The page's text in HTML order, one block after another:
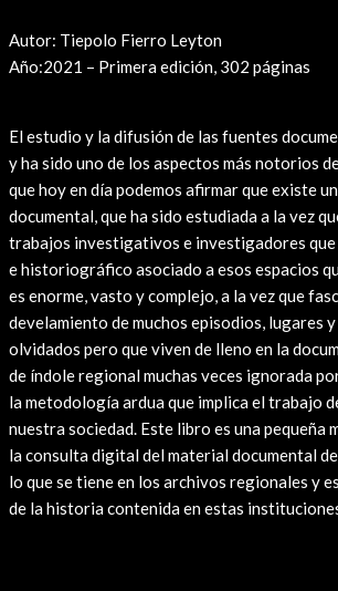
Autor: Tiepolo Fierro Leyton
Año:2021 – Primera edición, 302 páginas
El estudio y la difusión de las fuentes
y ha sido uno de los aspectos más notorios
que hoy en día podemos afirmar que existe
documental, que ha sido estudiada a la vez
trabajos investigativos e investigadores
e historiográfico asociado a esos espacios
es enorme, vasto y complejo, a la vez que
develamiento de muchos episodios, lugares
olvidados pero que viven de lleno en la
de índole regional muchas veces ignorada
la metodología ardua que implica el trabajo
nuestra sociedad. Este libro es una pequeña
la consulta digital del material documental
lo que se tiene en los archivos regionales y
de la historia contenida en estas